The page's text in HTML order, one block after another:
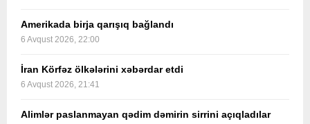
Amerikada birja qarışıq bağlandı
6 Avqust 2026, 22:00
İran Körfəz ölkələrini xəbərdar etdi
6 Avqust 2026, 21:41
Alimlər paslanmayan qədim dəmirin sirrini açıqladılar